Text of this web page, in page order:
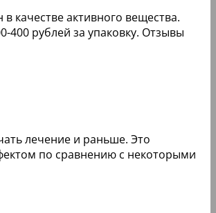
качестве активного вещества.
400 рублей за упаковку. Отзывы
лечение и раньше. Это
по сравнению с некоторыми